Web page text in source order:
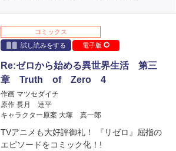
コミックス
試し読みをする
電子版
Re:ゼロから始める異世界生活 第三
章 Truth of Zero 4
作画 マツセダイチ
原作 長月 達平
キャラクター原案 大塚 真一郎
TVアニメも大好評御礼！ 『リゼロ』屈指の
エピソードをコミック化！!